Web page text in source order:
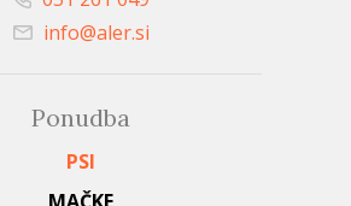
info@aler.si
Ponudba
PSI